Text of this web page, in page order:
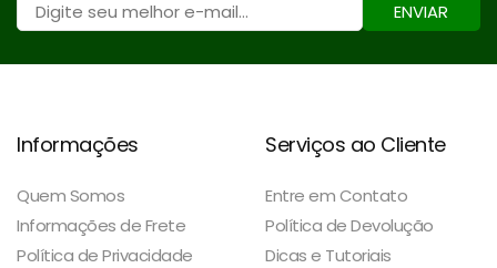
ENVIAR
Informações
Quem Somos
Informações de Frete
Política de Privacidade
Serviços ao Cliente
Entre em Contato
Política de Devolução
Dicas e Tutoriais